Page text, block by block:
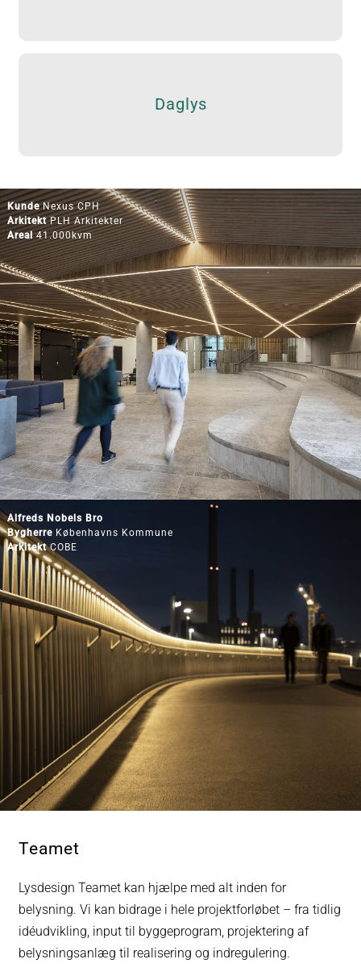
Daglys
simulering af dagslys, optisk indeklima
KundeNexus CPH
ArkitektPLH Arkitekter
Areal41.000kvm
Alfreds Nobels Bro
BygherreKøbenhavns Kommune
ArkitektCOBE
Teamet
Lysdesign Teamet kan hjælpe med alt inden for
belysning. Vi kan bidrage i hele projektforløbet – fra tidlig
idéudvikling, input til byggeprogram, projektering af
belysningsanlæg til realisering og indregulering.